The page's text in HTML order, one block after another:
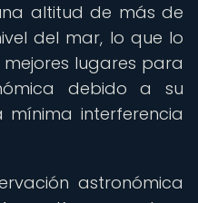
altitud de más de
del mar, lo que lo
lugares para
debido a su
interferencia
astronómica